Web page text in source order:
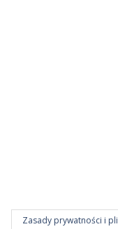
Zasady prywatności i